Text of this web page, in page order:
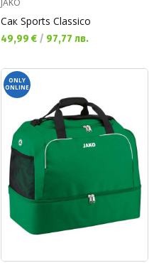
Сак Sports Classico
Текуща цена:
49,99 € / 97,77 лв.
ONLY
ONLINE